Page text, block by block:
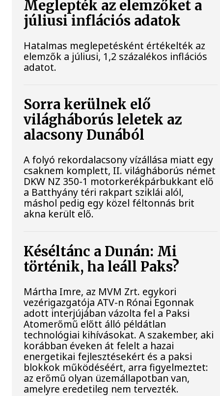
Meglepték az elemzőket a
júliusi inflációs adatok
Hatalmas meglepetésként értékelték az
elemzők a júliusi, 1,2 százalékos inflációs
adatot.
Sorra kerülnek elő
világháborús leletek az
alacsony Dunából
A folyó rekordalacsony vízállása miatt egy
csaknem komplett, II. világháborús német
DKW NZ 350-1 motorkerékpárbukkant elő
a Batthyány téri rakpart sziklái alól,
máshol pedig egy közel féltonnás brit
akna került elő.
Késéltánc a Dunán: Mi
történik, ha leáll Paks?
Mártha Imre, az MVM Zrt. egykori
vezérigazgatója ATV-n Rónai Egonnak
adott interjújában vázolta fel a Paksi
Atomerőmű előtt álló példátlan
technológiai kihívásokat. A szakember, aki
korábban éveken át felelt a hazai
energetikai fejlesztésekért és a paksi
blokkok működéséért, arra figyelmeztet:
az erőmű olyan üzemállapotban van,
amelyre eredetileg nem tervezték.